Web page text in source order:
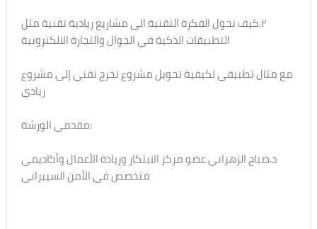
٢.كيف نحول الفكرة التقنية الى مشاريع ريادية تقنية مثل
التطبيقات الذكية في الجوال والتجارة الالكترونية
مع مثال تطبيقي لكيفية تحويل مشروع تخرج تقني إلى مشروع
ريادي
مقدمي الورشة:
د.صباح الزهراني عضو مركز الابتكار وريادة الأعمال وأكاديمي
متخصص في الأمن السيبراني